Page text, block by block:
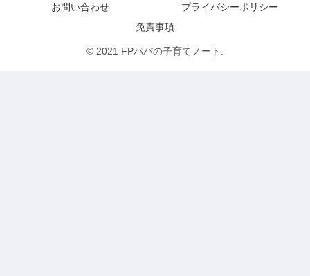
お問い合わせ
プライバシーポリシー
免責事項
© 2021 FPパパの子育てノート.